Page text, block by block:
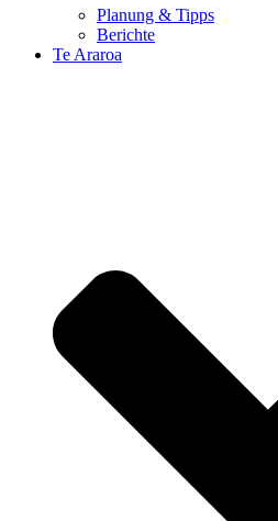
Planung & Tipps
Berichte
Te Araroa